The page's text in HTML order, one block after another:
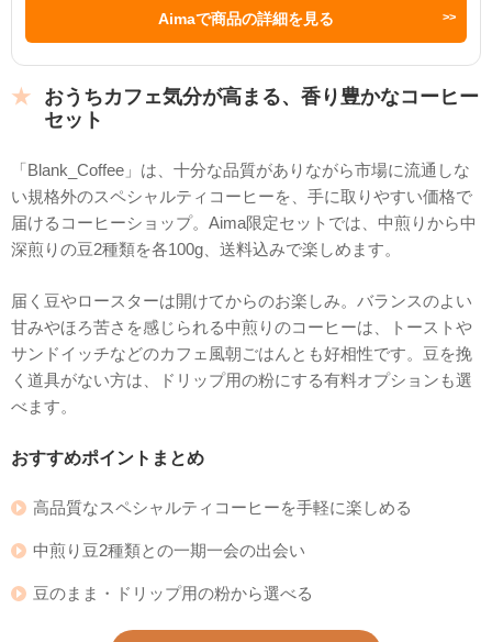
Aimaで商品の詳細を見る
おうちカフェ気分が高まる、香り豊かなコーヒー
セット
「Blank_Coffee」は、十分な品質がありながら市場に流通しな
い規格外のスペシャルティコーヒーを、手に取りやすい価格で
届けるコーヒーショップ。Aima限定セットでは、中煎りから中
深煎りの豆2種類を各100g、送料込みで楽しめます。
届く豆やロースターは開けてからのお楽しみ。バランスのよい
甘みやほろ苦さを感じられる中煎りのコーヒーは、トーストや
サンドイッチなどのカフェ風朝ごはんとも好相性です。豆を挽
く道具がない方は、ドリップ用の粉にする有料オプションも選
べます。
おすすめポイントまとめ
高品質なスペシャルティコーヒーを手軽に楽しめる
中煎り豆2種類との一期一会の出会い
豆のまま・ドリップ用の粉から選べる